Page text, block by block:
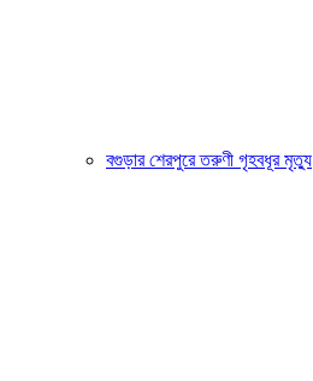
বগুড়ার শেরপুরে তরুণী গৃহবধূর মৃত্যু